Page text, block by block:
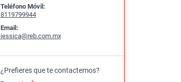
Teléfono Móvil:
8119799944
Email:
jessica@reb.com.mx
¿Prefieres que te contactemos?